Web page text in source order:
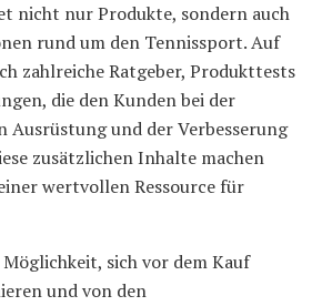
nicht nur Produkte, sondern auch
rund um den Tennissport. Auf
zahlreiche Ratgeber, Produkttests
die den Kunden bei der
Ausrüstung und der Verbesserung
zusätzlichen Inhalte machen
wertvollen Ressource für
sich vor dem Kauf
und von den